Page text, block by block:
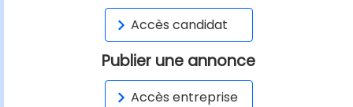
Accès candidat
Publier une annonce
Accès entreprise